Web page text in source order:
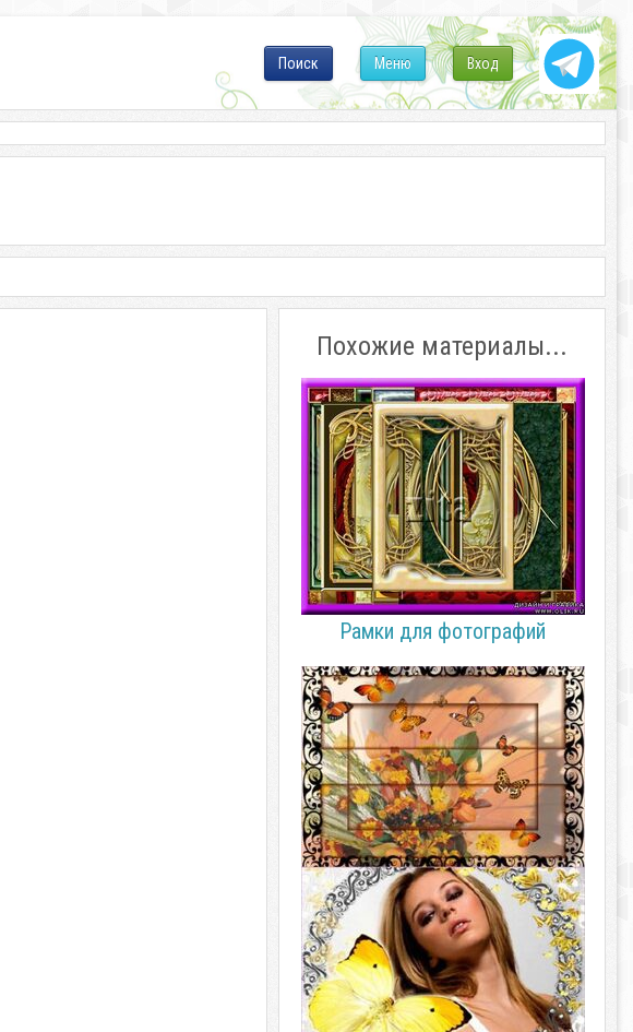
Вход
Меню
Поиск
Похожие материалы...
Рамки для фотографий